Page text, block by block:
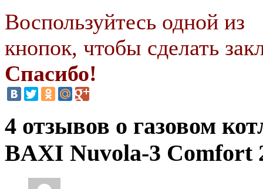
Воспользуйтесь одной из
кнопок, чтобы сделать
Спасибо!
4 отзывов о газовом
BAXI Nuvola-3 Comfort